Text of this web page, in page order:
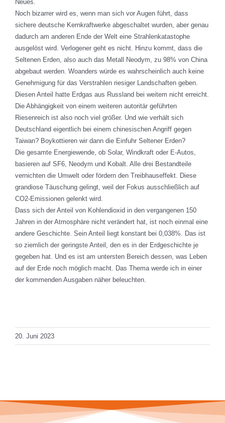
Neues.
Noch bizarrer wird es, wenn man sich vor Augen führt, dass
sichere deutsche Kernkraftwerke abgeschaltet wurden, aber genau
dadurch am anderen Ende der Welt eine Strahlenkatastophe
ausgelöst wird. Verlogener geht es nicht. Hinzu kommt, dass die
Seltenen Erden, also auch das Metall Neodym, zu 98% von China
abgebaut werden. Woanders würde es wahrscheinlich auch keine
Genehmigung für das Verstrahlen riesiger Landschaften geben.
Diesen Anteil hatte Erdgas aus Russland bei weitem nicht erreicht.
Die Abhängigkeit von einem weiteren autoritär geführten
Riesenreich ist also noch viel größer. Und wie verhält sich
Deutschland eigentlich bei einem chinesischen Angriff gegen
Taiwan? Boykottieren wir dann die Einfuhr Seltener Erden?
Die gesamte Energiewende, ob Solar, Windkraft oder E-Autos,
basieren auf SF6, Neodym und Kobalt. Alle drei Bestandteile
vernichten die Umwelt oder fördern den Treibhauseffekt. Diese
grandiose Täuschung gelingt, weil der Fokus ausschließlich auf
CO2-Emissionen gelenkt wird.
Dass sich der Anteil von Kohlendioxid in den vergangenen 150
Jahren in der Atmosphäre nicht verändert hat, ist noch einmal eine
andere Geschichte. Sein Anteil liegt konstant bei 0,038%. Das ist
so ziemlich der geringste Anteil, den es in der Erdgeschichte je
gegeben hat. Und es ist am untersten Bereich dessen, was Leben
auf der Erde noch möglich macht. Das Thema werde ich in einer
der kommenden Ausgaben näher beleuchten.
20. Juni 2023